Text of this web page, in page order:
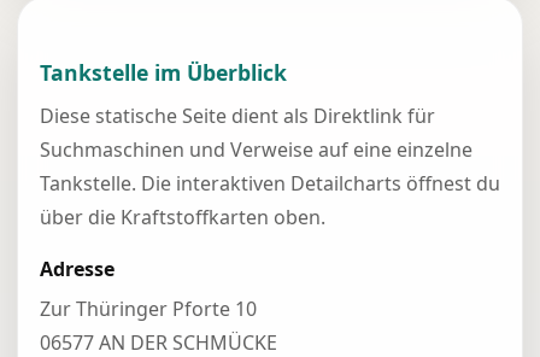
Tankstelle im Überblick
Diese statische Seite dient als Direktlink für
Suchmaschinen und Verweise auf eine einzelne
Tankstelle. Die interaktiven Detailcharts öffnest du
über die Kraftstoffkarten oben.
Adresse
Zur Thüringer Pforte 10
06577 AN DER SCHMÜCKE